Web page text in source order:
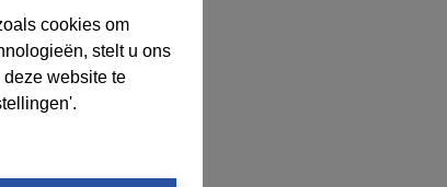
cookies om
stelt u ons
website te